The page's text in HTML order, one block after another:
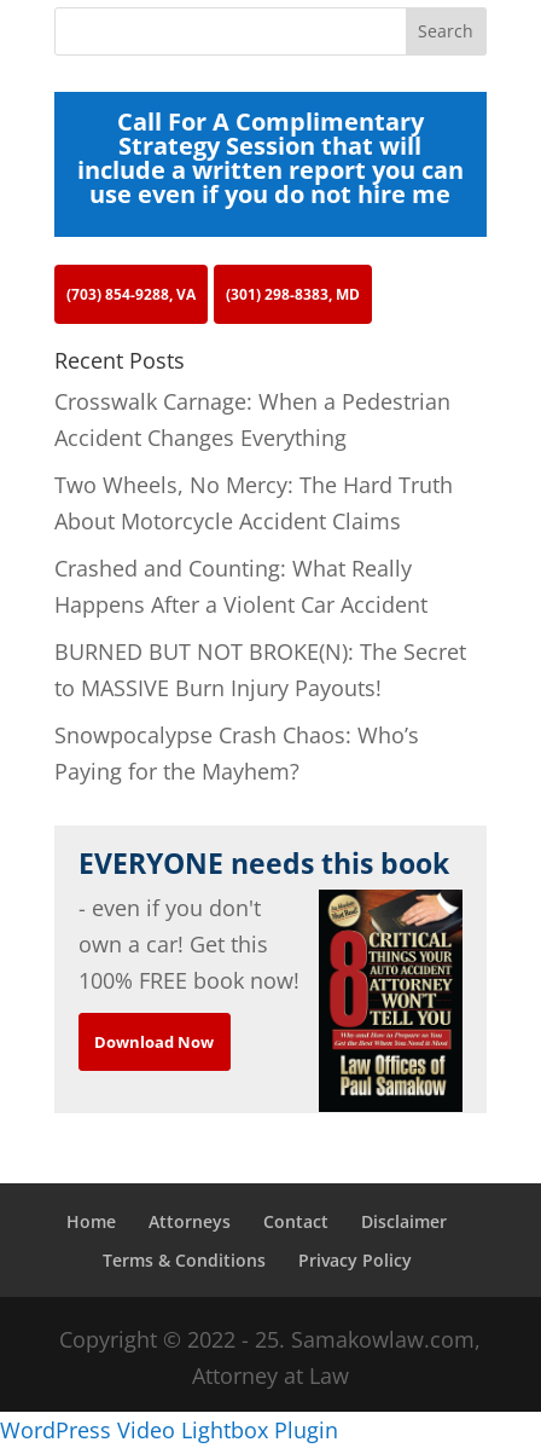
Call For A Complimentary
Strategy Session that will
include a written report you can
use even if you do not hire me
(703) 854-9288, VA (301) 298-8383, MD
Recent Posts
Crosswalk Carnage: When a Pedestrian
Accident Changes Everything
Two Wheels, No Mercy: The Hard Truth
About Motorcycle Accident Claims
Crashed and Counting: What Really
Happens After a Violent Car Accident
BURNED BUT NOT BROKE(N): The Secret
to MASSIVE Burn Injury Payouts!
Snowpocalypse Crash Chaos: Who’s
Paying for the Mayhem?
EVERYONE needs this book
- even if you don't
own a car! Get this
100% FREE book now!
Download Now
Home Attorneys Contact
Disclaimer
Terms & Conditions
Privacy Policy
Copyright © 2022 - 25. Samakowlaw.com,
Attorney at Law
WordPress Video Lightbox Plugin